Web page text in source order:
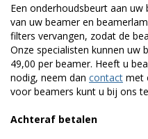
Een onderhoudsbeurt aan
van uw beamer en
filters vervangen, zodat de
Onze specialisten kunnen uw
49,00 per beamer. Heeft u
nodig, neem dan contact met
voor beamers kunt u bij ons
Achteraf betalen